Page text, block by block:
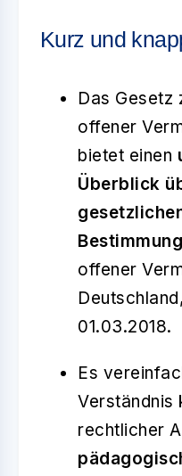
Kurz und
Das Gesetz
offener
bietet einen
Überblick
offener
01.03.2018.
Es
Verständnis
rechtlicher